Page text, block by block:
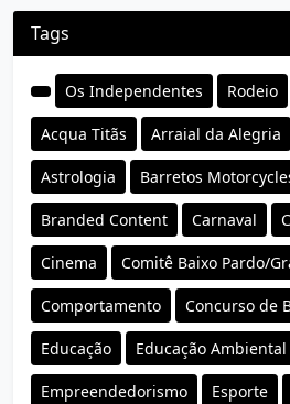
Tags
Os Independentes Rodeio
Acqua Titãs Arraial da Alegria
Astrologia Barretos
Branded Content Carnaval
Cinema Comitê Baixo Pardo/
Comportamento Concurso de
Educação Educação Ambiental
Empreendedorismo Esporte